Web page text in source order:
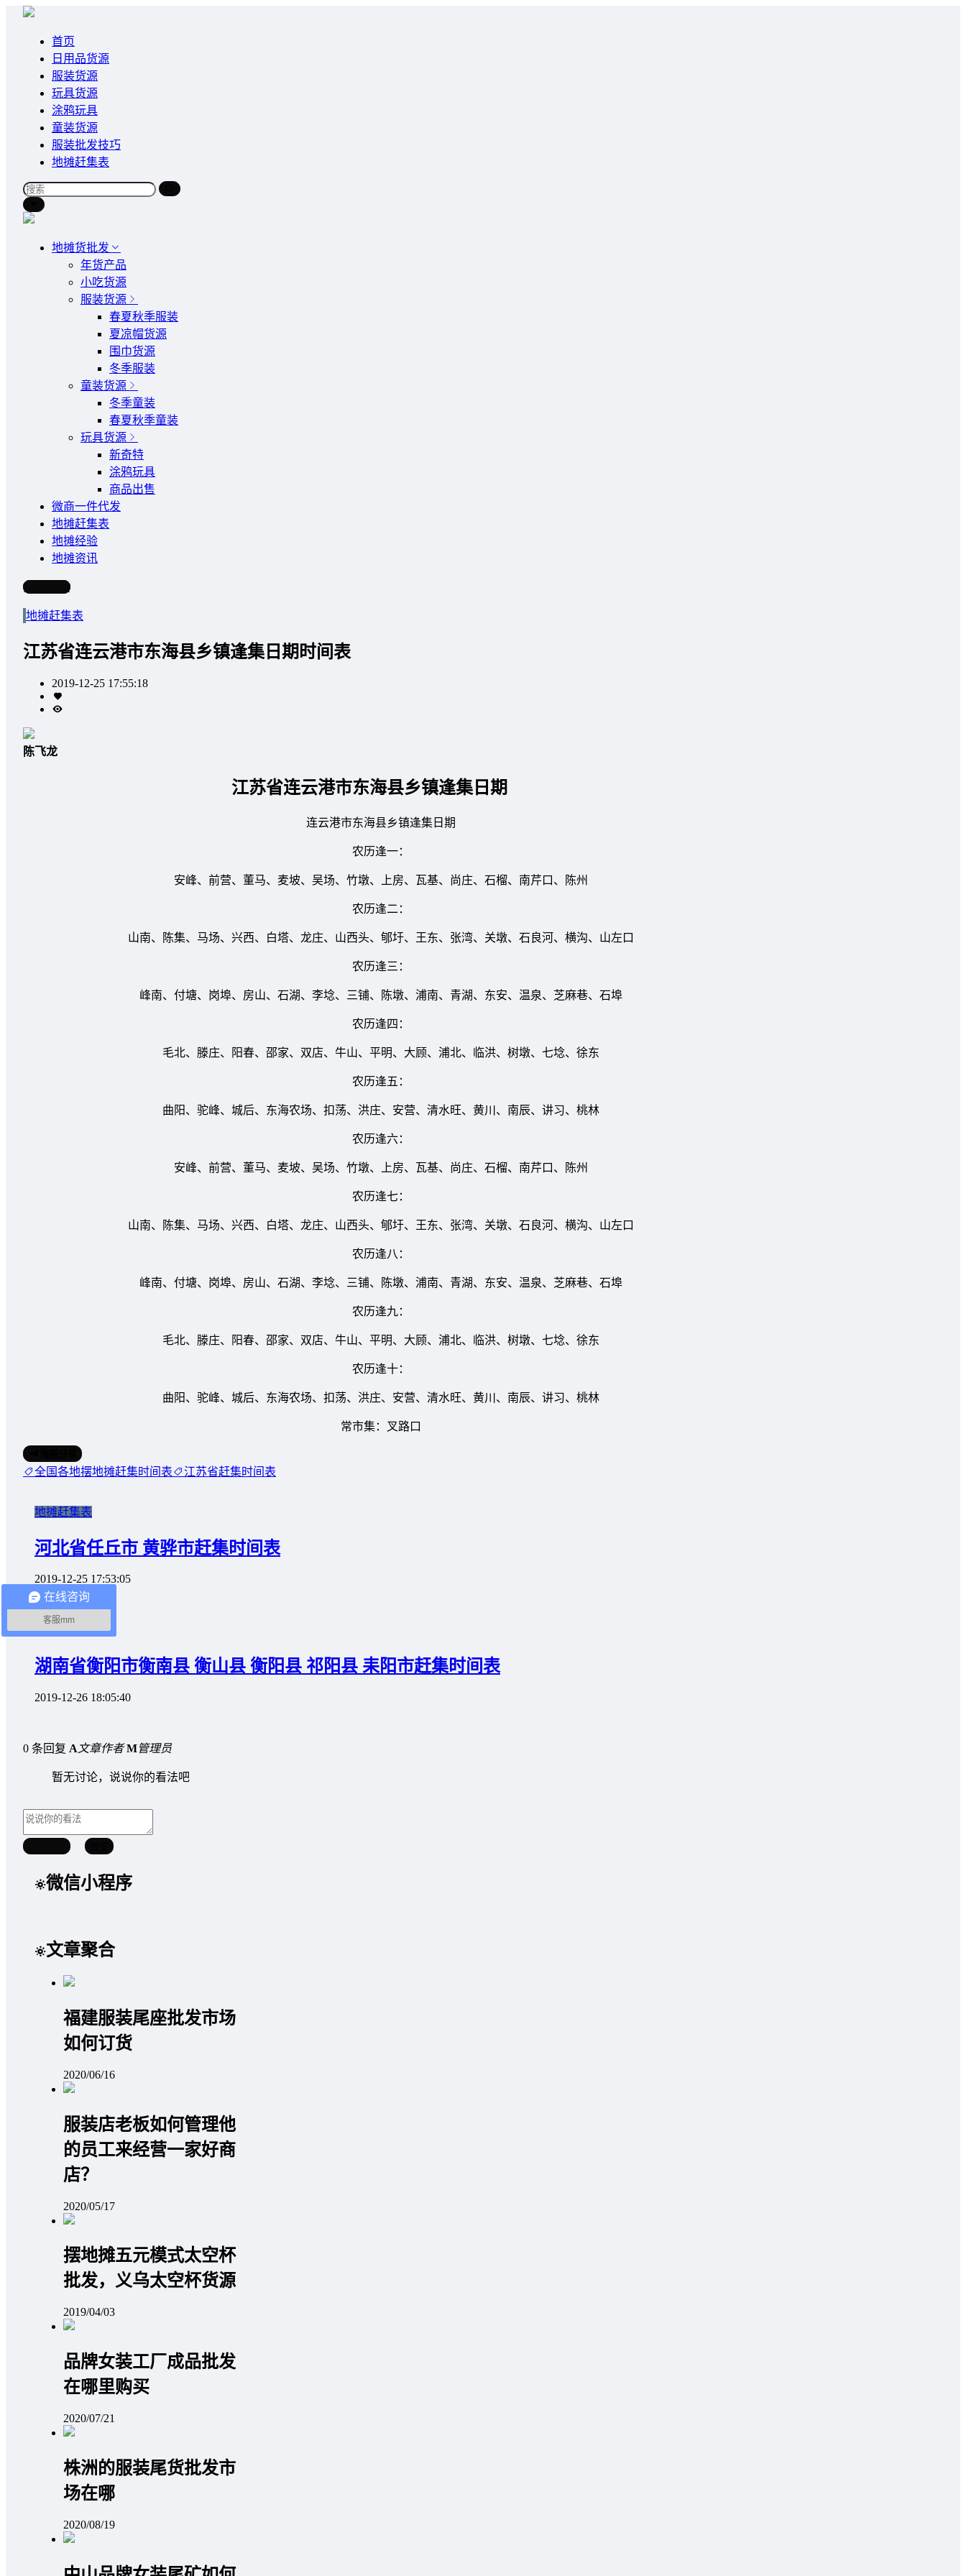
首页
日用品货源
服装货源
玩具货源
涂鸦玩具
童装货源
服装批发技巧
地摊赶集表
地摊货批发
年货产品
小吃货源
服装货源
春夏秋季服装
夏凉帽货源
围巾货源
冬季服装
童装货源
冬季童装
春夏秋季童装
玩具货源
新奇特
涂鸦玩具
商品出售
微商一件代发
地摊赶集表
地摊经验
地摊资讯
写文章
地摊赶集表
江苏省连云港市东海县乡镇逢集日期时间表
2019-12-25 17:55:18
陈飞龙
江苏省连云港市东海县乡镇逢集日期
连云港市东海县乡镇逢集日期
农历逢一：
安峰、前营、董马、麦坡、吴场、竹墩、上房、瓦基、尚庄、石榴、南芹口、陈州
农历逢二：
山南、陈集、马场、兴西、白塔、龙庄、山西头、郇圩、王东、张湾、关墩、石良河、横沟、山左口
农历逢三：
峰南、付塘、岗埠、房山、石湖、李埝、三铺、陈墩、浦南、青湖、东安、温泉、芝麻巷、石埠
农历逢四：
毛北、滕庄、阳春、邵家、双店、牛山、平明、大顾、浦北、临洪、树墩、七埝、徐东
农历逢五：
曲阳、驼峰、城后、东海农场、扣荡、洪庄、安营、清水旺、黄川、南辰、讲习、桃林
农历逢六：
安峰、前营、董马、麦坡、吴场、竹墩、上房、瓦基、尚庄、石榴、南芹口、陈州
农历逢七：
山南、陈集、马场、兴西、白塔、龙庄、山西头、郇圩、王东、张湾、关墩、石良河、横沟、山左口
农历逢八：
峰南、付塘、岗埠、房山、石湖、李埝、三铺、陈墩、浦南、青湖、东安、温泉、芝麻巷、石埠
农历逢九：
毛北、滕庄、阳春、邵家、双店、牛山、平明、大顾、浦北、临洪、树墩、七埝、徐东
农历逢十：
曲阳、驼峰、城后、东海农场、扣荡、洪庄、安营、清水旺、黄川、南辰、讲习、桃林
常市集：叉路口
全国各地摆地摊赶集时间表 江苏省赶集时间表
地摊赶集表
河北省任丘市 黄骅市赶集时间表
2019-12-25 17:53:05
地摊赶集表
湖南省衡阳市衡南县 衡山县 衡阳县 祁阳县 耒阳市赶集时间表
2019-12-26 18:05:40
0 条回复 A 文章作者 M管理员
暂无讨论，说说你的看法吧
微信小程序
文章聚合
福建服装尾座批发市场
如何订货
2020/06/16
服装店老板如何管理他
的员工来经营一家好商
店？
2020/05/17
摆地摊五元模式太空杯
批发，义乌太空杯货源
2019/04/03
品牌女装工厂成品批发
在哪里购买
2020/07/21
株洲的服装尾货批发市
场在哪
2020/08/19
在线咨询
客服mm